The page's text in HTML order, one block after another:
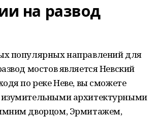
на развод
популярных направлений для
мостов является Невский
по реке Неве, вы сможете
изумительными архитектурными
дворцом, Эрмитажем,